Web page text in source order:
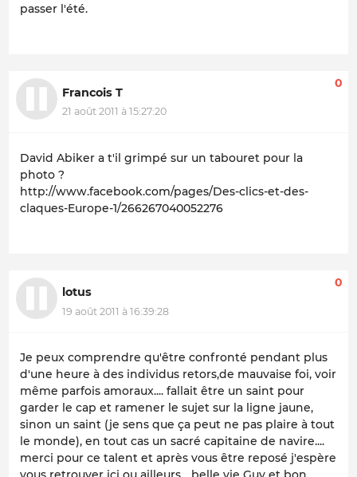
passer l'été.
Francois T
21 août 2011 à 15:27:20
0
David Abiker a t'il grimpé sur un tabouret pour la
photo ?
http://www.facebook.com/pages/Des-clics-et-des-
claques-Europe-1/266267040052276
lotus
19 août 2011 à 16:39:28
0
Je peux comprendre qu'être confronté pendant plus
d'une heure à des individus retors,de mauvaise foi, voir
même parfois amoraux.... fallait être un saint pour
garder le cap et ramener le sujet sur la ligne jaune,
sinon un saint (je sens que ça peut ne pas plaire à tout
le monde), en tout cas un sacré capitaine de navire....
merci pour ce talent et après vous être reposé j'espère